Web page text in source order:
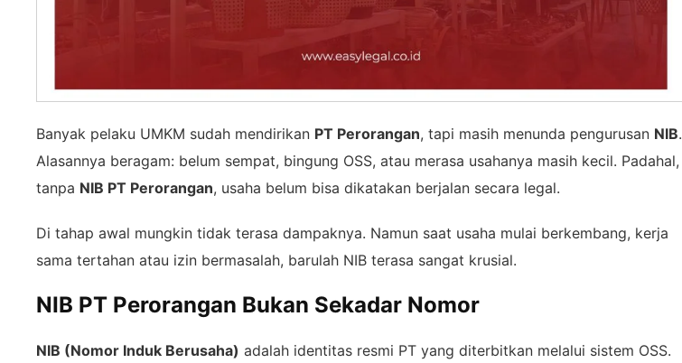
Banyak pelaku UMKM sudah mendirikan PT Perorangan, tapi masih menunda pengurusan NIB.
Alasannya beragam: belum sempat, bingung OSS, atau merasa usahanya masih kecil. Padahal,
tanpa NIB PT Perorangan, usaha belum bisa dikatakan berjalan secara legal.
Di tahap awal mungkin tidak terasa dampaknya. Namun saat usaha mulai berkembang, kerja
sama tertahan atau izin bermasalah, barulah NIB terasa sangat krusial.
NIB PT Perorangan Bukan Sekadar Nomor
NIB (Nomor Induk Berusaha) adalah identitas resmi PT yang diterbitkan melalui sistem OSS.